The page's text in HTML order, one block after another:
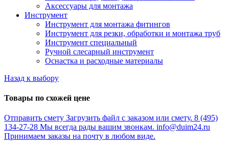
Аксессуары для монтажа
Инструмент
Инструмент для монтажа фитингов
Инструмент для резки, обработки и монтажа труб
Инструмент специальный
Ручной слесарный инструмент
Оснастка и расходные материалы
Назад к выбору
Товары по схожей цене
Отправить смету Загрузить файл с заказом или смету. 8 (495)
134-27-28 Мы всегда рады вашим звонкам. info@duim24.ru
Принимаем заказы на почту в любом виде.